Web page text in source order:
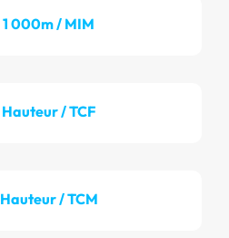
1 000m / MIM
Hauteur / TCF
Hauteur / TCM